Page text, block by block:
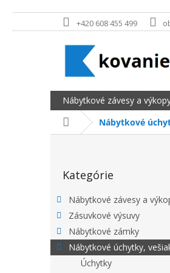
Prejsť na obsah +420 608 455 499
Nábytkové závesy a
DomovNábytkové
BOČNÝ PANEL
Kategórie
Nábytkové závesy a
Zásuvkové výsuvy
Nábytkové zámky
Nábytkové úchytky,
Úchytky